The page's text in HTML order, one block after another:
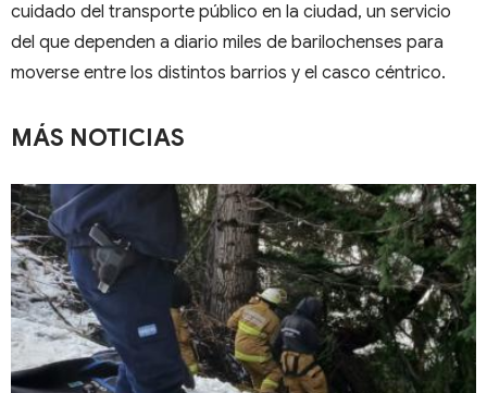
cuidado del transporte público en la ciudad, un servicio
del que dependen a diario miles de barilochenses para
moverse entre los distintos barrios y el casco céntrico.
MÁS NOTICIAS